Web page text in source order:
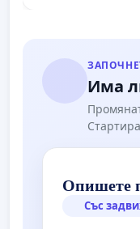
Има
Опишете
Със